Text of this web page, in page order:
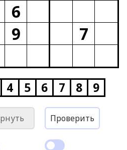
6
9
7
4 5 6 7 8 9
Проверить